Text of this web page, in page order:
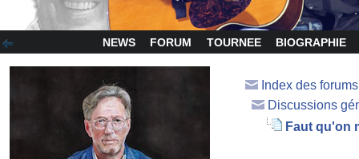
NEWS FORUM TOURNEE BIOGRAPHIE
Index des
Discussions
Faut qu'on